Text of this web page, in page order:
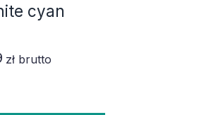
cyan
zł brutto